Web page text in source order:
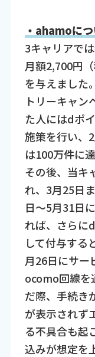
・ahamoにつ
3キャリアで
月額2,700円
を与えました
トリーキャン
た人にはdポ
施策を行い、
は100万件に
その後、当キ
れ、3月25日
日～5月31日
れば、さらに
して付与する
月26日にサー
ocomo回線を
だ際、手続き
が表示されず
る不具合も起
込みが想定を